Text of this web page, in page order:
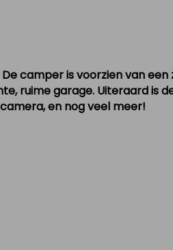
camper is voorzien van
ruime garage. Uiteraard is
en nog veel meer!